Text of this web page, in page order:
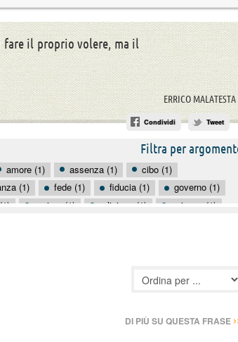
il proprio volere, ma il
ERRICO MALATESTA
Condividi Tweet
Filtra per
amore (1) assenza (1)
cibo (1)
(1) fede (1) fiducia (1)
governo (1)
regime (1) religione (1)
scienza (1)
DI PIÙ SU QUESTA FRASE